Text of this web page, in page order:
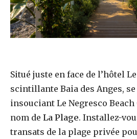
Situé juste en face de l’hôtel
scintillante Baia des Anges,
insouciant Le Negresco Beach
nom de La Plage. Installez-
transats de la plage privée